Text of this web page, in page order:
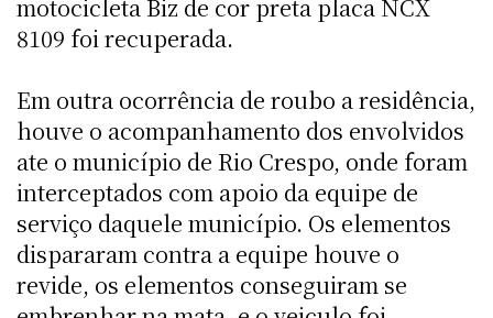
motocicleta Biz de cor preta placa NCX
8109 foi recuperada.
Em outra ocorrência de roubo a residência,
houve o acompanhamento dos envolvidos
ate o município de Rio Crespo, onde foram
interceptados com apoio da equipe de
serviço daquele município. Os elementos
dispararam contra a equipe houve o
revide, os elementos conseguiram se